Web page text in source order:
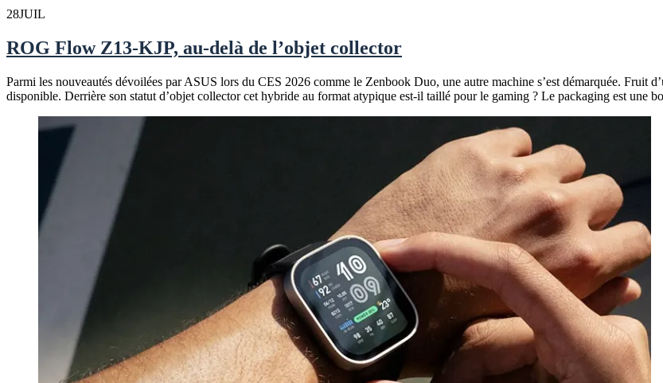
28JUIL
ROG Flow Z13-KJP, au-delà de l’objet collector
Parmi les nouveautés dévoilées par ASUS lors du CES 2026 comme le Zenbook Duo, une autre machine s’est démarquée.
disponible. Derrière son statut d’objet collector cet hybride au format atypique est-il taillé pour le gaming ? Le packaging est une